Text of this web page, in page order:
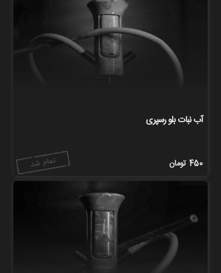
آب نبات بلو رسپری
450 تومان